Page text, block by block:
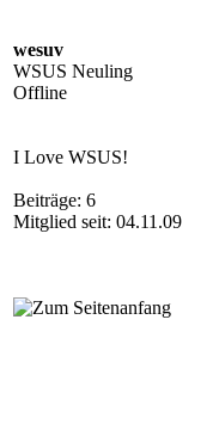
wesuv
WSUS Neuling
Offline
I Love WSUS!
Beiträge: 6
Mitglied seit: 04.11.09